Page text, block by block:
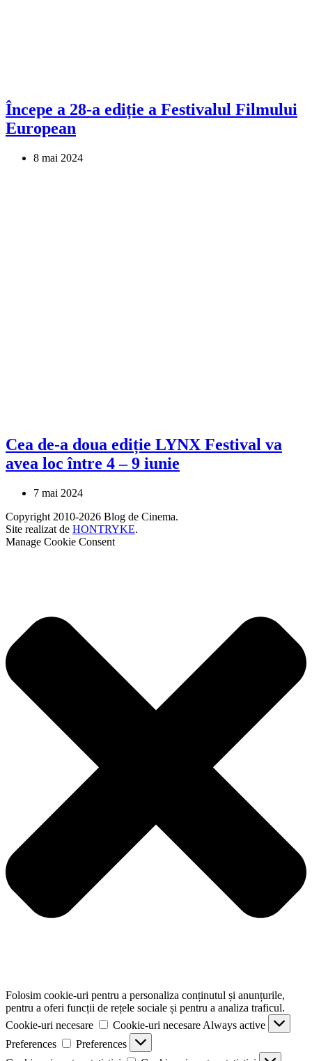
Începe a 28-a ediție a Festivalul Filmului
European
8 mai 2024
Cea de-a doua ediție LYNX Festival va
avea loc între 4 – 9 iunie
7 mai 2024
Copyright 2010-2026 Blog de Cinema.
Site realizat de HONTRYKE.
Manage Cookie Consent
Folosim cookie-uri pentru a personaliza conținutul și anunțurile,
pentru a oferi funcții de rețele sociale și pentru a analiza traficul.
Cookie-uri necesare
Cookie-uri necesare Always active
Preferences
Preferences